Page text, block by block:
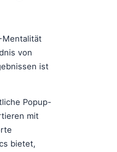
Mentalität
von
ist
Popup-
mit
bietet,